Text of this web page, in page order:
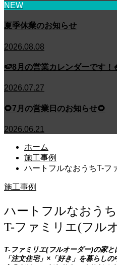
NEW
夏季休業のお知らせ
2026.08.08
🍉8月の営業カレンダーです！
2026.07.27
🌻7月の営業日のお知らせ🌻
2026.06.21
ホーム
施工事例
ハートフルなおうちT-フ
施工事例
ハートフルなおうち
T-ファミリエ(フル
T-ファミリエ(フルオーダー)の家
「注文住宅」×「好き」を暮らしの